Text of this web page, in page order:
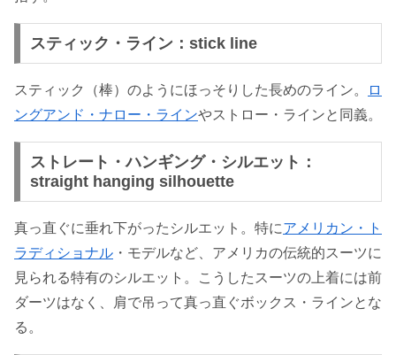
スティック・ライン：stick line
スティック（棒）のようにほっそりした長めのライン。
ロ
ングアンド・ナロー・ラインやストロー・ラインと同義。
ストレート・ハンギング・シルエット：
straight hanging silhouette
真っ直ぐに垂れ下がったシルエット。特にアメリカン・ト
ラディショナル ・モデルなど、アメリカの伝統的スーツに
見られる特有のシルエット。こうしたスーツの上着には前
ダーツはなく、肩で吊って真っ直ぐボックス・ラインとな
る。